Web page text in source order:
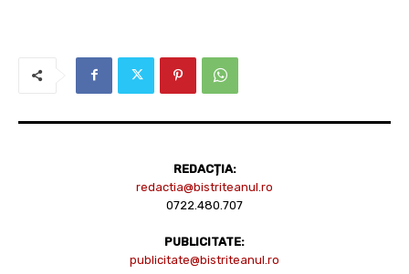
REDACȚIA:
redactia@bistriteanul.ro
0722.480.707
PUBLICITATE:
publicitate@bistriteanul.ro